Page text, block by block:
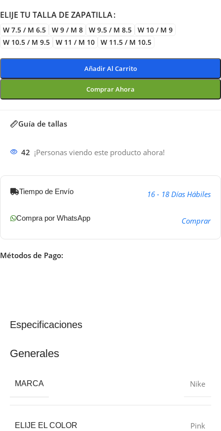
ELIJE TU TALLA DE ZAPATILLA
W 7.5 / M 6.5 W 9 / M 8 W 9.5 / M 8.5
W 10 / M 9
W 10.5 / M 9.5
W 11 / M 10 W 11.5 / M 10.5
Añadir Al Carrito
Comprar Ahora
Guía de tallas
42 ¡Personas viendo este producto ahora!
Tiempo de Envío 16 - 18 Días Hábiles
Compra por WhatsApp Comprar
Métodos de Pago:
Especificaciones
Generales
MARCA Nike
ELIJE EL COLOR Pink